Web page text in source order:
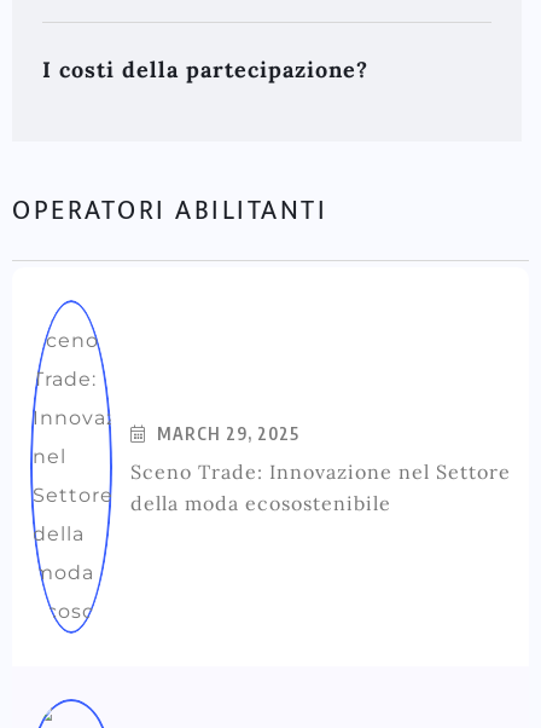
I costi della partecipazione?
OPERATORI ABILITANTI
MARCH 29, 2025
Sceno Trade: Innovazione nel Settore
della moda ecosostenibile